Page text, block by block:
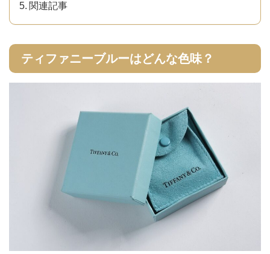
関連記事
ティファニーブルーはどんな色味？